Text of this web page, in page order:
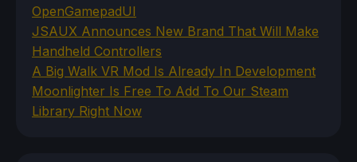
OpenGamepadUI
JSAUX Announces New Brand That Will Make
Handheld Controllers
A Big Walk VR Mod Is Already In Development
Moonlighter Is Free To Add To Our Steam
Library Right Now